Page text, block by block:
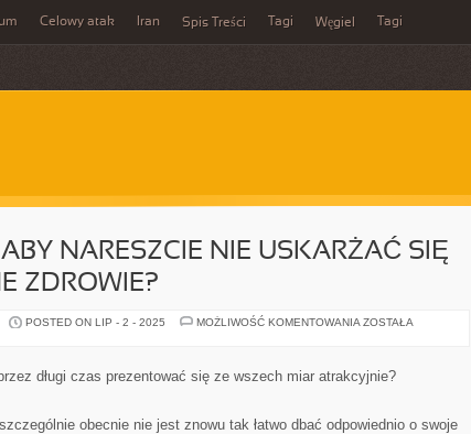
Celowy atak Iran Spis Treści Tagi Węgiel Tagi
NARESZCIE NIE USKARŻAĆ SIĘ
ZDROWIE?
POSTED ON LIP - 2 - 2025 MOŻLIWOŚĆ KOMENTOWANIA CO
NIE
USKARŻAĆ
WŁASNE
ZDROWIE?
ZOSTAŁA
długi czas prezentować się ze wszech miar atrakcyjnie?
obecnie nie jest znowu tak łatwo dbać odpowiednio o swoje